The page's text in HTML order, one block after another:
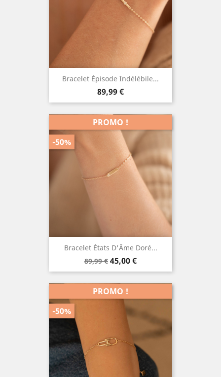
Bracelet Épisode Indélébile...
Prix
89,99 €
Bracelet États D'Âme Doré...
Prix
de
89,99 € Prix
45,00 €
PROMO !
-50%
PROMO !
-50%